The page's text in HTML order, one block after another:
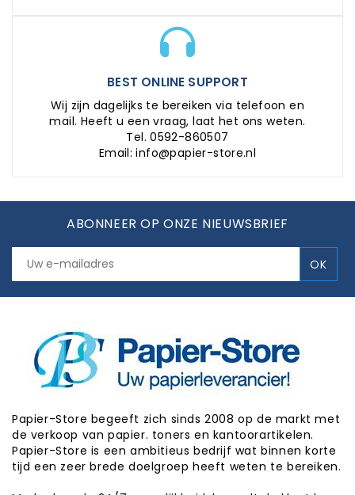
BEST ONLINE SUPPORT
Wij zijn dagelijks te bereiken via telefoon en
mail. Heeft u een vraag, laat het ons weten.
Tel. 0592-860507
Email: info@papier-store.nl
ABONNEER OP ONZE NIEUWSBRIEF
Papier-Store begeeft zich sinds 2008 op de markt met
de verkoop van papier. toners en kantoorartikelen.
Papier-Store is een ambitieus bedrijf wat binnen korte
tijd een zeer brede doelgroep heeft weten te bereiken.